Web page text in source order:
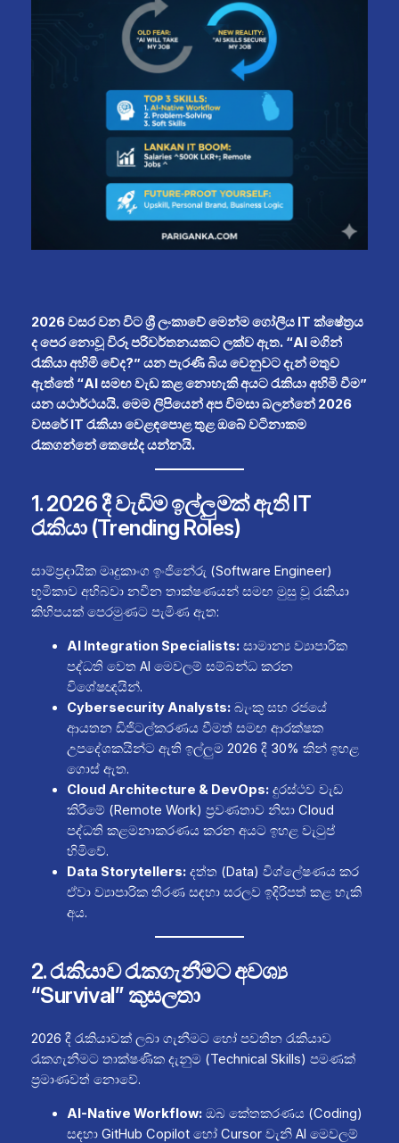
2026 වසර වන විට ශ්‍රී ලංකාවේ මෙන්ම ගෝලීය IT ක්ෂේත්‍රය
ද පෙර නොවූ විරූ පරිවර්තනයකට ලක්ව ඇත. “AI මගින්
රැකියා අහිමි වේද?” යන පැරණි බිය වෙනුවට දැන් මතුව
ඇත්තේ “AI සමඟ වැඩ කළ නොහැකි අයට රැකියා අහිමි වීම”
යන යථාර්ථයයි. මෙම ලිපියෙන් අප විමසා බලන්නේ 2026
වසරේ IT රැකියා වෙළඳපොළ තුළ ඔබේ වටිනාකම
රැකගන්නේ කෙසේද යන්නයි.
1. 2026 දී වැඩිම ඉල්ලුමක් ඇති IT
රැකියා (Trending Roles)
සාම්ප්‍රදායික මෘදුකාංග ඉංජිනේරු (Software Engineer)
භූමිකාව අභිබවා නවීන තාක්ෂණයන් සමඟ මුසු වූ රැකියා
කිහිපයක් පෙරමුණට පැමිණ ඇත:
AI Integration Specialists:සාමාන්‍ය ව්‍යාපාරික
පද්ධති වෙත AI මෙවලම් සම්බන්ධ කරන
විශේෂඥයින්.
Cybersecurity Analysts:බැංකු සහ රජයේ
ආයතන ඩිජිටල්කරණය වීමත් සමඟ ආරක්ෂක
උපදේශකයින්ට ඇති ඉල්ලුම 2026 දී 30% කින් ඉහළ
ගොස් ඇත.
Cloud Architecture & DevOps:දුරස්ථව වැඩ
කිරීමේ (Remote Work) ප්‍රවණතාව නිසා Cloud
පද්ධති කළමනාකරණය කරන අයට ඉහළ වැටුප්
හිමිවේ.
Data Storytellers:දත්ත (Data) විශ්ලේෂණය කර
ඒවා ව්‍යාපාරික තීරණ සඳහා සරලව ඉදිරිපත් කළ හැකි
අය.
2. රැකියාව රැකගැනීමට අවශ්‍ය
“Survival” කුසලතා
2026 දී රැකියාවක් ලබා ගැනීමට හෝ පවතින රැකියාව
රැකගැනීමට තාක්ෂණික දැනුම (Technical Skills) පමණක්
ප්‍රමාණවත් නොවේ.
AI-Native Workflow:ඔබ කේතකරණය (Coding)
සඳහා GitHub Copilot හෝ Cursor වැනි AI මෙවලම්